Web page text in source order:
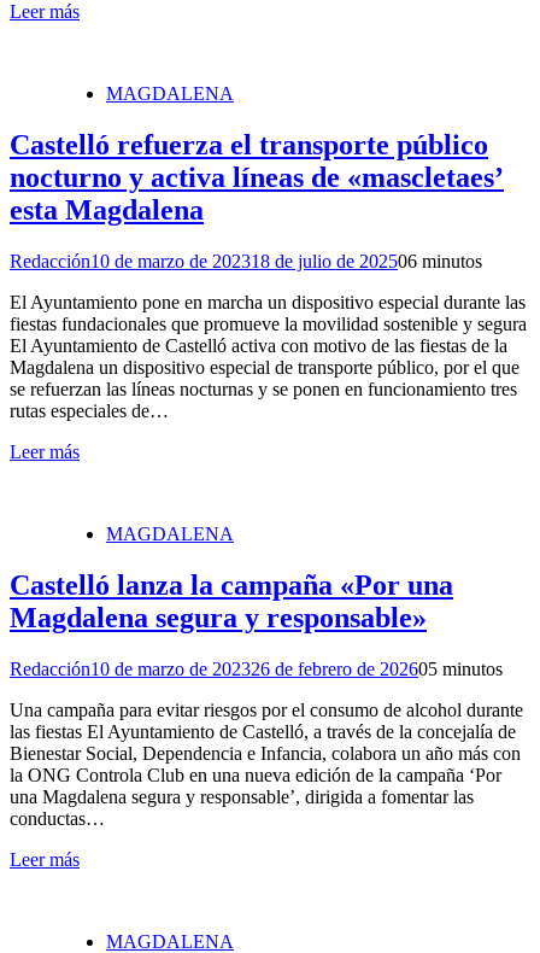
Leer más
MAGDALENA
Castelló refuerza el transporte público
nocturno y activa líneas de «mascletaes’
esta Magdalena
Redacción10 de marzo de 202318 de julio de 202506 minutos
El Ayuntamiento pone en marcha un dispositivo especial durante las
fiestas fundacionales que promueve la movilidad sostenible y segura
El Ayuntamiento de Castelló activa con motivo de las fiestas de la
Magdalena un dispositivo especial de transporte público, por el que
se refuerzan las líneas nocturnas y se ponen en funcionamiento tres
rutas especiales de…
Leer más
MAGDALENA
Castelló lanza la campaña «Por una
Magdalena segura y responsable»
Redacción10 de marzo de 202326 de febrero de 202605 minutos
Una campaña para evitar riesgos por el consumo de alcohol durante
las fiestas El Ayuntamiento de Castelló, a través de la concejalía de
Bienestar Social, Dependencia e Infancia, colabora un año más con
la ONG Controla Club en una nueva edición de la campaña ‘Por
una Magdalena segura y responsable’, dirigida a fomentar las
conductas…
Leer más
MAGDALENA